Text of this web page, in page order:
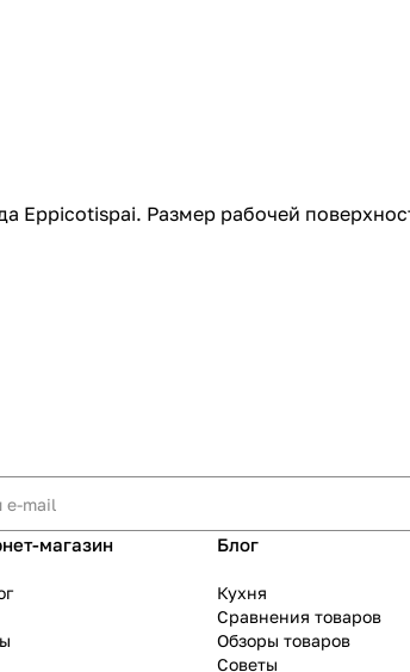
Eppicotispai. Размер рабочей
магазин Блог
Кухня
Сравнения товаров
Обзоры товаров
Советы